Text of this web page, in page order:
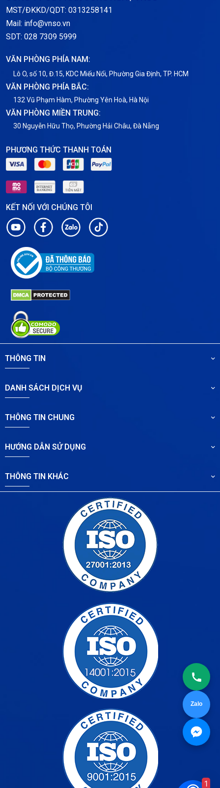
Zalo
Thông báo
Thông tin chung
Tin tức
MST/ĐKKD/QDT: 0313258141
Mail: info@vnso.vn
SDT: 028 7309 5999
VĂN PHÒNG PHÍA NAM:
Lô O, số 10, Đ.15, KDC Miếu Nổi, Phường Gia Định, TP. HCM
VĂN PHÒNG PHÍA BẮC:
132 Vũ Phạm Hàm, Phường Yên Hoà, Hà Nội
VĂN PHÒNG MIỀN TRUNG:
30 Nguyễn Hữu Thọ, Phường Hải Châu, Đà Nẵng
PHƯƠNG THỨC THANH TOÁN
KẾT NỐI VỚI CHÚNG TÔI
THÔNG TIN
DANH SÁCH DỊCH VỤ
THÔNG TIN CHUNG
HƯỚNG DẪN SỬ DỤNG
THÔNG TIN KHÁC
1